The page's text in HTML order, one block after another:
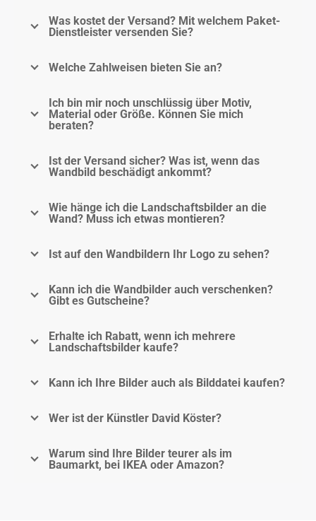
Was kostet der Versand? Mit welchem Paket-
Dienstleister versenden Sie?
Welche Zahlweisen bieten Sie an?
Ich bin mir noch unschlüssig über Motiv,
Material oder Größe. Können Sie mich
beraten?
Ist der Versand sicher? Was ist, wenn das
Wandbild beschädigt ankommt?
Wie hänge ich die Landschaftsbilder an die
Wand? Muss ich etwas montieren?
Ist auf den Wandbildern Ihr Logo zu sehen?
Kann ich die Wandbilder auch verschenken?
Gibt es Gutscheine?
Erhalte ich Rabatt, wenn ich mehrere
Landschaftsbilder kaufe?
Kann ich Ihre Bilder auch als Bilddatei kaufen?
Wer ist der Künstler David Köster?
Warum sind Ihre Bilder teurer als im
Baumarkt, bei IKEA oder Amazon?